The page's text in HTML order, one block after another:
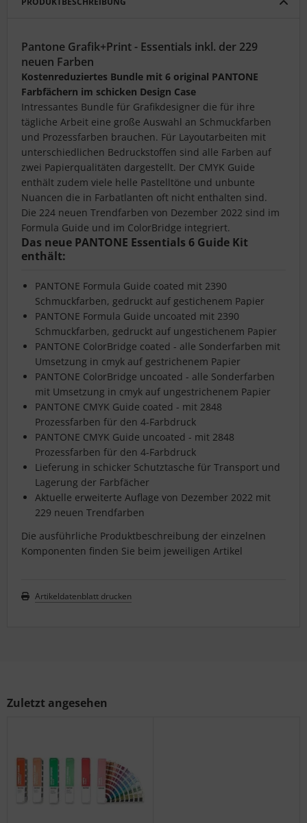
Pantone Grafik+Print - Essentials inkl. der 229
neuen Farben
Kostenreduziertes Bundle mit 6 original PANTONE
Farbfächern im schicken Design Case
Intressantes Bundle für Grafikdesigner die für ihre
tägliche Arbeit eine große Auswahl an Schmuckfarben
und Prozessfarben brauchen. Für Layoutarbeiten mit
unterschiedlichen Bedruckstoffen sind alle Farben auf
zwei Papierqualitäten dargestellt. Der CMYK Guide
enthält zudem viele helle Pastelltöne und unbunte
Nuancen die in Farbatlanten oft nicht enthalten sind.
Die 224 neuen Trendfarben von Dezember 2022 sind im
Formula Guide und im ColorBridge integriert.
Das neue PANTONE Essentials 6 Guide Kit
enthält:
PANTONE Formula Guide coated mit 2390
Schmuckfarben, gedruckt auf gestichenem Papier
PANTONE Formula Guide uncoated mit 2390
Schmuckfarben, gedruckt auf ungestichenem Papier
PANTONE ColorBridge coated - alle Sonderfarben mit
Umsetzung in cmyk auf gestrichenem Papier
PANTONE ColorBridge uncoated - alle Sonderfarben
mit Umsetzung in cmyk auf ungestrichenem Papier
PANTONE CMYK Guide coated - mit 2848
Prozessfarben für den 4-Farbdruck
PANTONE CMYK Guide uncoated - mit 2848
Prozessfarben für den 4-Farbdruck
Lieferung in schicker Schutztasche für Transport und
Lagerung der Farbfächer
Aktuelle erweiterte Auflage von Dezember 2022 mit
229 neuen Trendfarben
Die ausführliche Produktbeschreibung der einzelnen
Komponenten finden Sie beim jeweiligen Artikel
Artikeldatenblatt drucken
Zuletzt angesehen